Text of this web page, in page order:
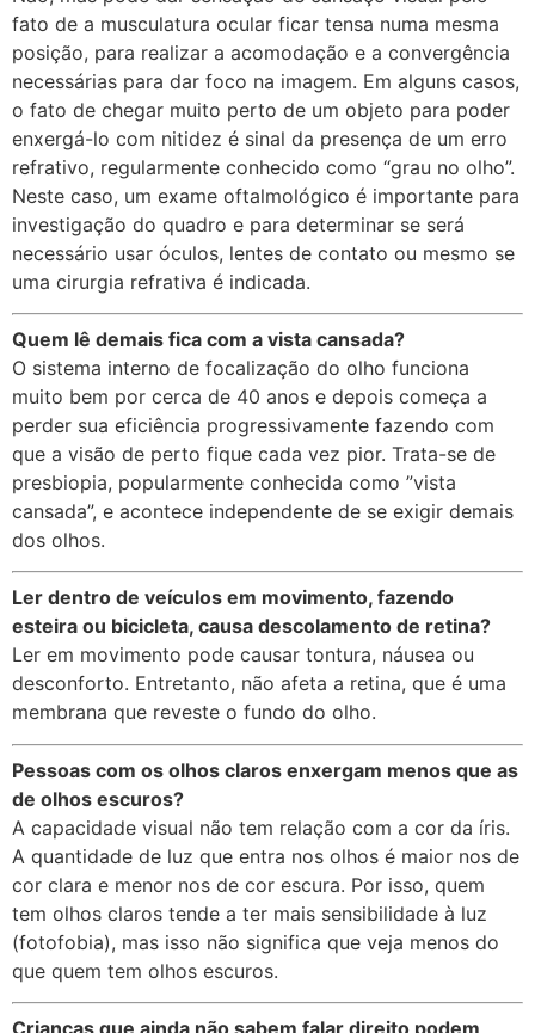
fato de a musculatura ocular ficar tensa numa mesma
posição, para realizar a acomodação e a convergência
necessárias para dar foco na imagem. Em alguns casos,
o fato de chegar muito perto de um objeto para poder
enxergá-lo com nitidez é sinal da presença de um erro
refrativo, regularmente conhecido como “grau no olho”.
Neste caso, um exame oftalmológico é importante para
investigação do quadro e para determinar se será
necessário usar óculos, lentes de contato ou mesmo se
uma cirurgia refrativa é indicada.
Quem lê demais fica com a vista cansada?
O sistema interno de focalização do olho funciona
muito bem por cerca de 40 anos e depois começa a
perder sua eficiência progressivamente fazendo com
que a visão de perto fique cada vez pior. Trata-se de
presbiopia, popularmente conhecida como ”vista
cansada”, e acontece independente de se exigir demais
dos olhos.
Ler dentro de veículos em movimento, fazendo
esteira ou bicicleta, causa descolamento de retina?
Ler em movimento pode causar tontura, náusea ou
desconforto. Entretanto, não afeta a retina, que é uma
membrana que reveste o fundo do olho.
Pessoas com os olhos claros enxergam menos que as
de olhos escuros?
A capacidade visual não tem relação com a cor da íris.
A quantidade de luz que entra nos olhos é maior nos de
cor clara e menor nos de cor escura. Por isso, quem
tem olhos claros tende a ter mais sensibilidade à luz
(fotofobia), mas isso não significa que veja menos do
que quem tem olhos escuros.